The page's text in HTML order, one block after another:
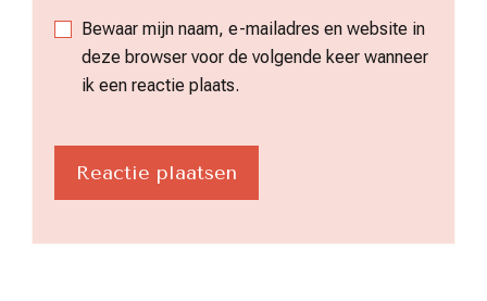
Bewaar mijn naam, e-mailadres en website in
deze browser voor de volgende keer wanneer
ik een reactie plaats.